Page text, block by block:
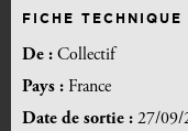
FICHE TECHNIQUE
De : Collectif
Pays : France
Date de sortie : 27/09/